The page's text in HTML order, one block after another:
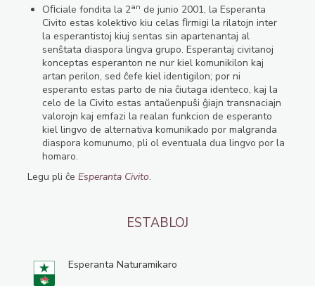
Oﬁciale fondita la 2an de junio 2001, la Esperanta
Civito estas kolektivo kiu celas ﬁrmigi la rilatojn inter
la esperantistoj kiuj sentas sin apartenantaj al
senŝtata diaspora lingva grupo. Esperantaj civitanoj
konceptas esperanton ne nur kiel komunikilon kaj
artan perilon, sed ĉefe kiel identigilon; por ni
esperanto estas parto de nia ĉiutaga identeco, kaj la
celo de la Civito estas antaŭenpuŝi ĝiajn transnaciajn
valorojn kaj emfazi la realan funkcion de esperanto
kiel lingvo de alternativa komunikado por malgranda
diaspora komunumo, pli ol eventuala dua lingvo por la
homaro.
Legu pli ĉe Esperanta Civito.
ESTABLOJ
Esperanta Naturamikaro